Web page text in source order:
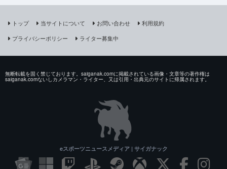
トップ 当サイトについて お問い合わせ
利用規約
プライバシーポリシー
ライター募集中
無断転載を固く禁じております。saiganak.comに掲載されている画像・文章等の著作権は
saiganak.comないしカメラマン・ライター、又は引用・出典元のサイトに帰属されます。
eスポーツニュースメディア | サイガナック